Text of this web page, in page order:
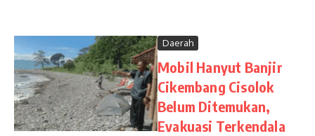
Daerah
Mobil Hanyut Banjir
Cikembang Cisolok
Belum Ditemukan,
Evakuasi Terkendala